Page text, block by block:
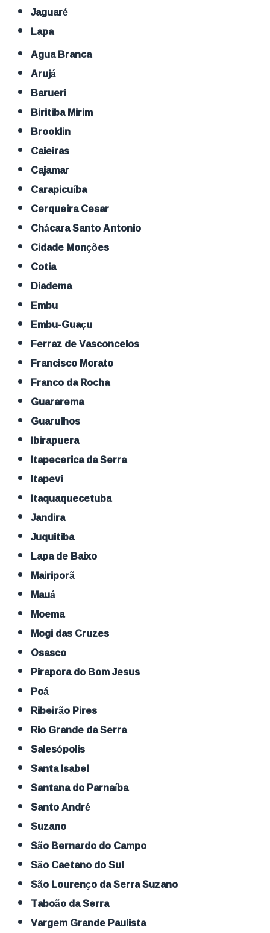
Jaguaré
Lapa
Agua Branca
Arujá
Barueri
Biritiba Mirim
Brooklin
Caieiras
Cajamar
Carapicuíba
Cerqueira Cesar
Chácara Santo Antonio
Cidade Monções
Cotia
Diadema
Embu
Embu-Guaçu
Ferraz de Vasconcelos
Francisco Morato
Franco da Rocha
Guararema
Guarulhos
Ibirapuera
Itapecerica da Serra
Itapevi
Itaquaquecetuba
Jandira
Juquitiba
Lapa de Baixo
Mairiporã
Mauá
Moema
Mogi das Cruzes
Osasco
Pirapora do Bom Jesus
Poá
Ribeirão Pires
Rio Grande da Serra
Salesópolis
Santa Isabel
Santana do Parnaíba
Santo André
Suzano
São Bernardo do Campo
São Caetano do Sul
São Lourenço da Serra Suzano
Taboão da Serra
Vargem Grande Paulista